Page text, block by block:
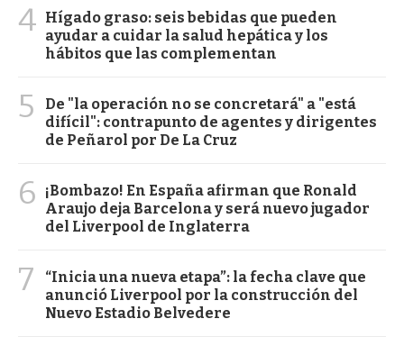
4 Hígado graso: seis bebidas que pueden
ayudar a cuidar la salud hepática y los
hábitos que las complementan
5
De "la operación no se concretará" a "está
difícil": contrapunto de agentes y dirigentes
de Peñarol por De La Cruz
6
¡Bombazo! En España afirman que Ronald
Araujo deja Barcelona y será nuevo jugador
del Liverpool de Inglaterra
7
“Inicia una nueva etapa”: la fecha clave que
anunció Liverpool por la construcción del
Nuevo Estadio Belvedere